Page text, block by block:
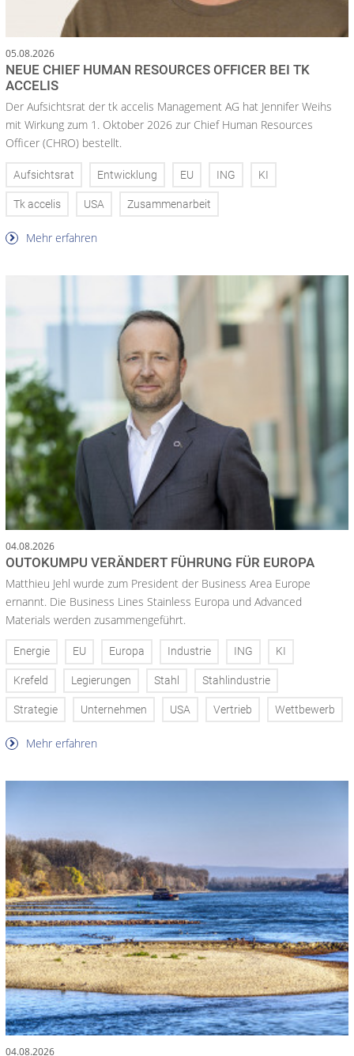
05.08.2026
NEUE CHIEF HUMAN RESOURCES OFFICER BEI TK
ACCELIS
Der Aufsichtsrat der tk accelis Management AG hat Jennifer Weihs
mit Wirkung zum 1. Oktober 2026 zur Chief Human Resources
Officer (CHRO) bestellt.
Aufsichtsrat Entwicklung EU ING KI
Tk accelis USA Zusammenarbeit
Mehr erfahren
04.08.2026
OUTOKUMPU VERÄNDERT FÜHRUNG FÜR EUROPA
Matthieu Jehl wurde zum President der Business Area Europe
ernannt. Die Business Lines Stainless Europa und Advanced
Materials werden zusammengeführt.
Energie EU Europa Industrie ING KI
Krefeld Legierungen Stahl Stahlindustrie
Strategie Unternehmen USA Vertrieb Wettbewerb
Mehr erfahren
04.08.2026